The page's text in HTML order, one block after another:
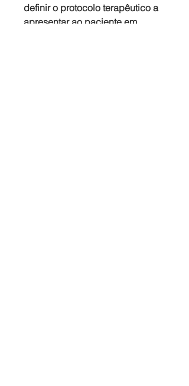
definir o protocolo terapêutico a
apresentar ao paciente em